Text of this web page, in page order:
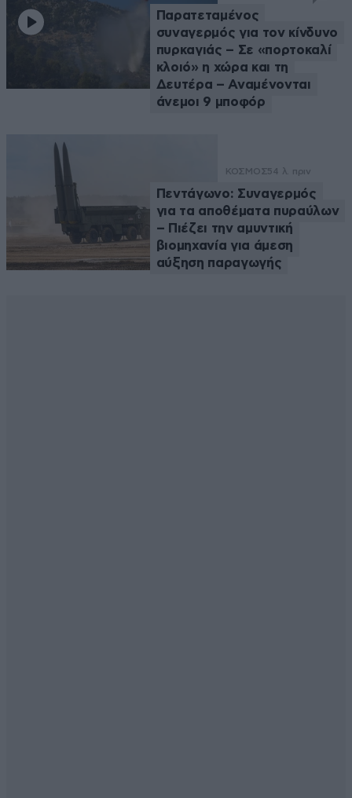
Παρατεταμένος
συναγερμός για τον κίνδυνο
πυρκαγιάς – Σε «πορτοκαλί
κλοιό» η χώρα και τη
Δευτέρα – Αναμένονται
άνεμοι 9 μποφόρ
ΚΟΣΜΟΣ54 λ. πριν
Πεντάγωνο: Συναγερμός
για τα αποθέματα πυραύλων
– Πιέζει την αμυντική
βιομηχανία για άμεση
αύξηση παραγωγής